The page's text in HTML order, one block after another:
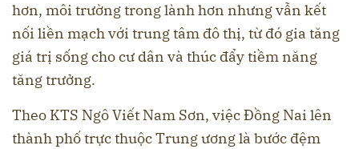
hơn, môi trường trong lành hơn nhưng vẫn kết
nối liền mạch với trung tâm đô thị, từ đó gia tăng
giá trị sống cho cư dân và thúc đẩy tiềm năng
tăng trưởng.
Theo KTS Ngô Viết Nam Sơn, việc Đồng Nai lên
thành phố trực thuộc Trung ương là bước đệm